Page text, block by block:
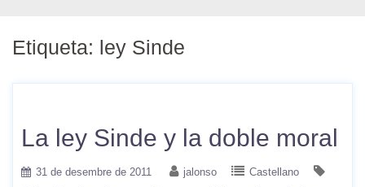
Etiqueta: ley Sinde
La ley Sinde y la doble moral
31 de desembre de 2011 jalonso
Castellano